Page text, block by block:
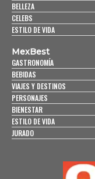
BELLEZA
CELEBS
ESTILO DE VIDA
MexBest
GASTRONOMÍA
BEBIDAS
VIAJES Y DESTINOS
PERSONAJES
BIENESTAR
ESTILO DE VIDA
JURADO